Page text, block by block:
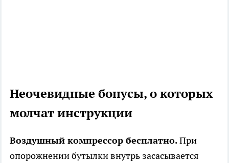
Неочевидные бонусы, о которых
молчат инструкции
Воздушный компрессор бесплатно.При
опорожнении бутылки внутрь засасывается